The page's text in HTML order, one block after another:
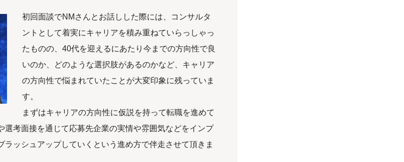
初回面談でNMさんとお話しした際には、コンサルタ
ントとして着実にキャリアを積み重ねていらっしゃっ
たものの、40代を迎えるにあたり今までの方向性で良
いのか、どのような選択肢があるのかなど、キャリア
の方向性で悩まれていたことが大変印象に残っていま
す。
まずはキャリアの方向性に仮説を持って転職を進めて
選考面接を通じて応募先企業の実情や雰囲気などをインプ
ラッシュアップしていくという進め方で伴走させて頂きま